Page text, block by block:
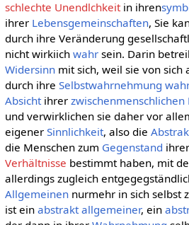
schlechte Unendlchkeitin ihren
ihrer Lebensgemeinschaften, Sie
durch ihre Veränderung
nicht wirkiich wahrsein. Darin
Widersinnmit sich, weil sie von sich
durch ihre Selbstwahrnehmung
Absichtihrer zwischenmenschlichen
und verwirklichen sie daher vor
eigener Sinnlichkeit, also die
die Menschen zum Gegenstand ihrer
Verhältnisse bestimmt haben, mit
allerdings zugleich
Allgemeinennurmehr in sich selbst
ist ein abstrakt allgemeiner, ein